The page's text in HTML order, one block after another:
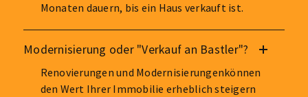
Monaten dauern, bis ein Haus verkauft ist.
Modernisierung oder "Verkauf an Bastler"?
Renovierungen und Modernisierungenkönnen
den Wert Ihrer Immobilie erheblich steigern